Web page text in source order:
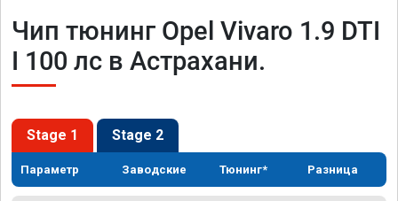
Чип тюнинг Opel Vivaro 1.9 DTI
I 100 лс в Астрахани.
Stage 1 Stage 2
Параметр Заводские Тюнинг* Разница